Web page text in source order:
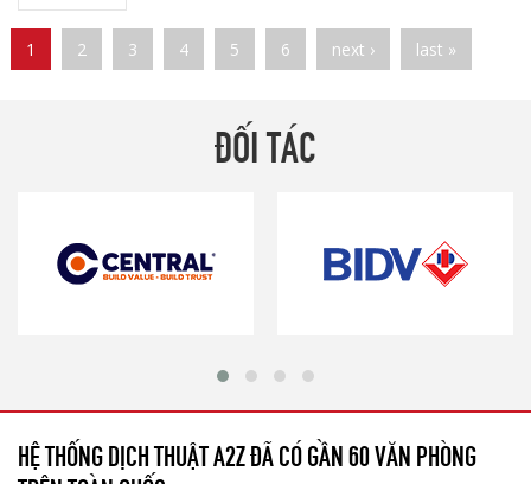
Pages
1 2 3 4 5 6 next › last »
ĐỐI TÁC
HỆ THỐNG DỊCH THUẬT A2Z ĐÃ CÓ GẦN 60 VĂN PHÒNG